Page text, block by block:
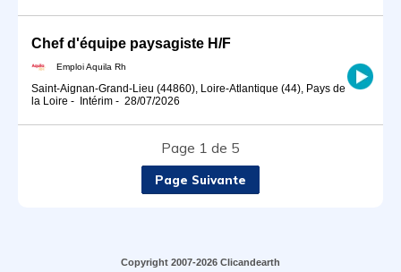
Chef d'équipe paysagiste H/F
Emploi Aquila Rh
Saint-Aignan-Grand-Lieu (44860), Loire-Atlantique (44), Pays de
la Loire - Intérim - 28/07/2026
Page 1 de 5
Page Suivante
Copyright 2007-2026 Clicandearth